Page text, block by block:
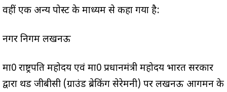
वहीं एक अन्य पोस्ट के माध्यम से कहा गया है:
नगर निगम लखनऊ
मा0 राष्ट्रपति महोदय एवं मा0 प्रधानमंत्री महोदय भारत सरकार
द्वारा थर्ड जीबीसी (ग्राउंड ब्रेकिंग सेरेमनी) पर लखनऊ आगमन के